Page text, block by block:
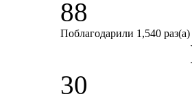
88
Поблагодарили 1,540 раз(а)
30